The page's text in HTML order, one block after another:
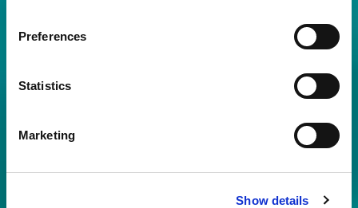
Preferences
Statistics
Marketing
Show details